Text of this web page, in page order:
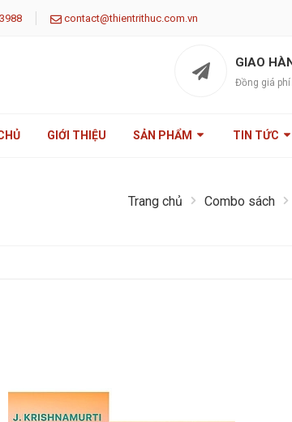
| contact@thientrithuc.com.vn
GIAO
Đồng giá
GIỚI THIỆU SẢN PHẨM TIN TỨC
Trang chủ Combo sách